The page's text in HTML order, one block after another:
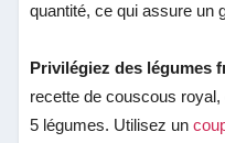
quantité, ce qui assure un
Privilégiez des légumes
recette de couscous
5 légumes. Utilisez un